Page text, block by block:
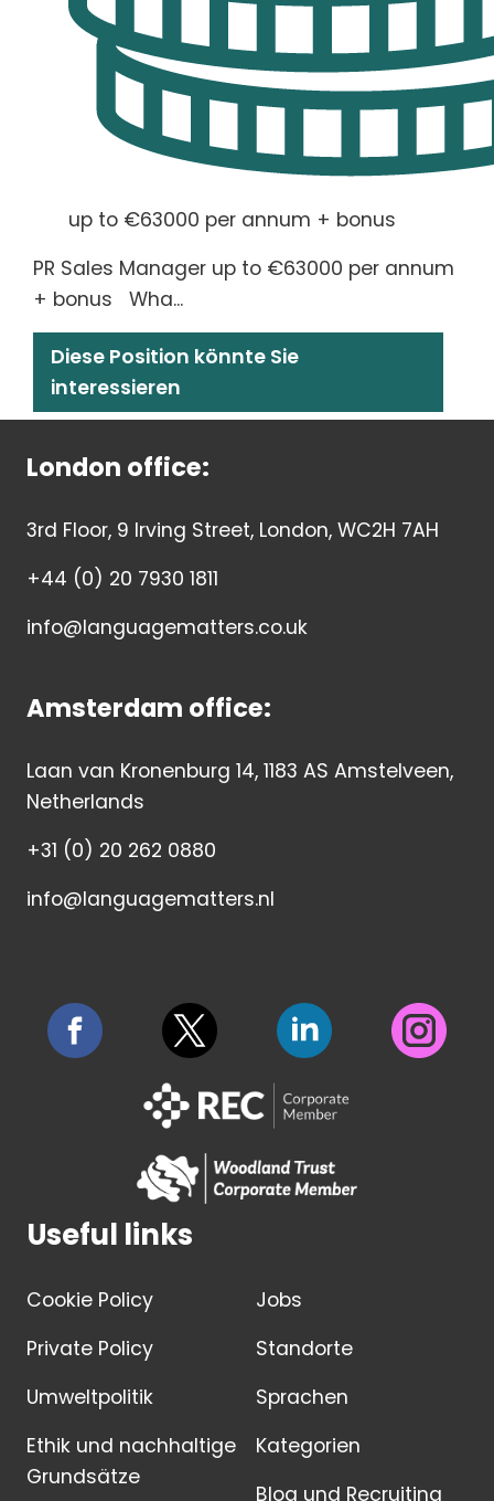
up to €63000 per annum + bonus
PR Sales Manager up to €63000 per annum
+ bonus Wha...
Diese Position könnte Sie
interessieren
London office:
3rd Floor, 9 Irving Street, London, WC2H 7AH
+44 (0) 20 7930 1811
info@languagematters.co.uk
Amsterdam office:
Laan van Kronenburg 14, 1183 AS Amstelveen,
Netherlands
+31 (0) 20 262 0880
info@languagematters.nl
Useful links
Cookie Policy
Private Policy
Umweltpolitik
Ethik und nachhaltige
Grundsätze
Jobs
Standorte
Sprachen
Kategorien
Blog und Recruiting